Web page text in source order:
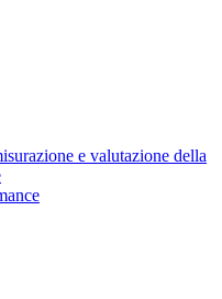
e valutazione della